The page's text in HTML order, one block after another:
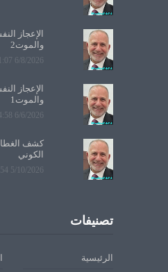
الإعجاز
والموت2
6/8/2026 6:11:07 PM
الإعجاز
والموت1
6/6/2026 4:24:58 PM
كشف
الكوني
5/10/2026 3:17:54 PM
تصنيفات
الرئيسية